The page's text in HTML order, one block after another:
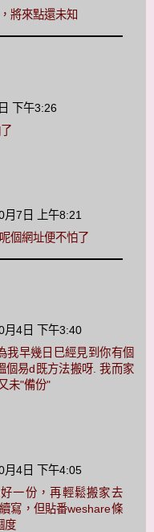
將來點還未知
下午3:26
月7日 上午8:21
個網址便不怕了
月4日 下午3:40
我早幾日巳經見到你有個
個易d既方法搬呀. 我而家
未"備份"
月4日 下午4:05
一份，再輕鬆搬家去
寫，但貼番weshare條
度